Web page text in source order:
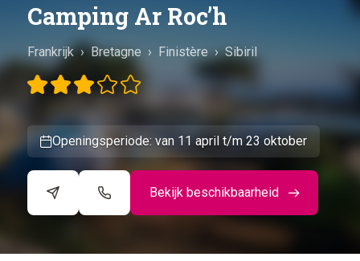
Camping Ar Roc’h
Frankrijk › Bretagne › Finistère › Sibiril
Openingsperiode: van 11 april t/m 23 oktober
Bekijk beschikbaarheid
+